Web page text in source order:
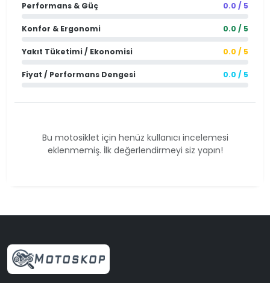
Performans & Güç 0.0 / 5
Konfor & Ergonomi 0.0 / 5
Yakıt Tüketimi / Ekonomisi 0.0 / 5
Fiyat / Performans Dengesi 0.0 / 5
Bu motosiklet için henüz kullanıcı incelemesi
eklenmemiş. İlk değerlendirmeyi siz yapın!